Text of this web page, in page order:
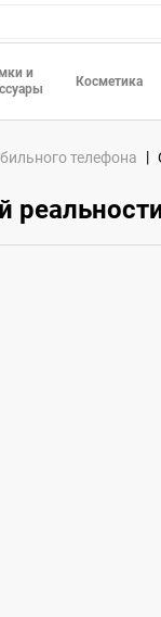
и
Косметика
телефона